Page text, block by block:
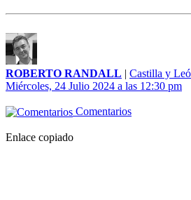
ROBERTO RANDALL | Castilla y
Miércoles, 24 Julio 2024 a las 12:30 pm
Comentarios
Enlace copiado